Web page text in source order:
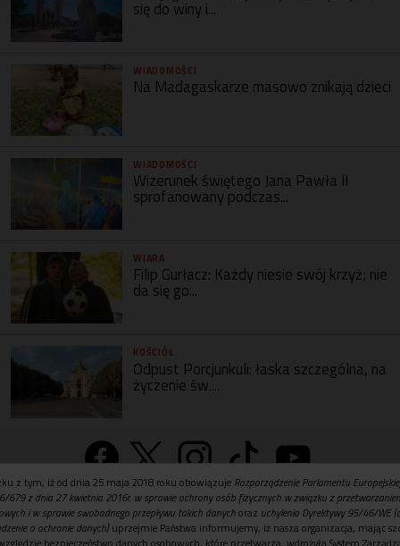
się do winy i...
WIADOMOŚCI
Na Madagaskarze masowo znikają dzieci
WIADOMOŚCI
Wizerunek świętego Jana Pawła II
sprofanowany podczas...
WIARA
Filip Gurłacz: Każdy niesie swój krzyż; nie
da się go...
KOŚCIÓŁ
Odpust Porcjunkuli: łaska szczególna, na
życzenie św....
Wersja na komputer
z tym, iż od dnia 25 maja 2018 roku obowiązuje Rozporządzenie Parlamentu
679 z dnia 27 kwietnia 2016r. w sprawie ochrony osób fizycznych w związku z
i w sprawie swobodnego przepływu takich danychoraz uchylenia Dyrektywy 95/46/WE
o ochronie danych)uprzejmie Państwa informujemy, iż nasza organizacja, mając
bezpieczeństwo danych osobowych, które przetwarza, wdrożyła System